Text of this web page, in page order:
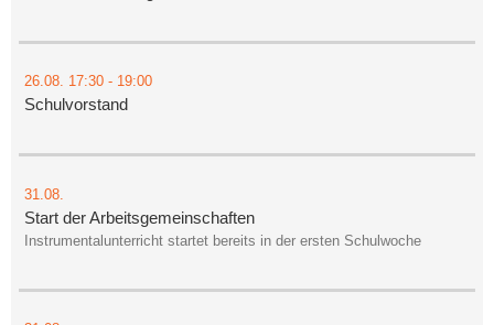
26.08. 17:30 - 19:00
Schulvorstand
31.08.
Start der Arbeitsgemeinschaften
Instrumentalunterricht startet bereits in der ersten Schulwoche